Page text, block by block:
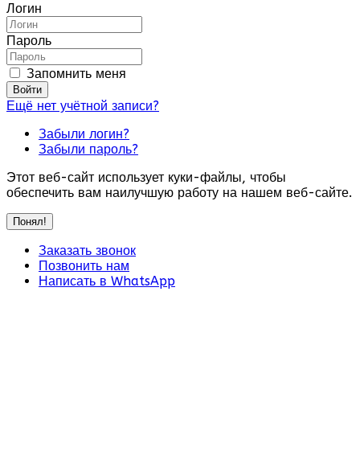
Логин
Пароль
Запомнить меня
Войти
Ещё нет учётной записи?
Забыли логин?
Забыли пароль?
Этот веб-сайт использует куки-файлы, чтобы
обеспечить вам наилучшую работу на нашем веб-сайте.
Понял!
Заказать звонок
Позвонить нам
Написать в WhatsApp